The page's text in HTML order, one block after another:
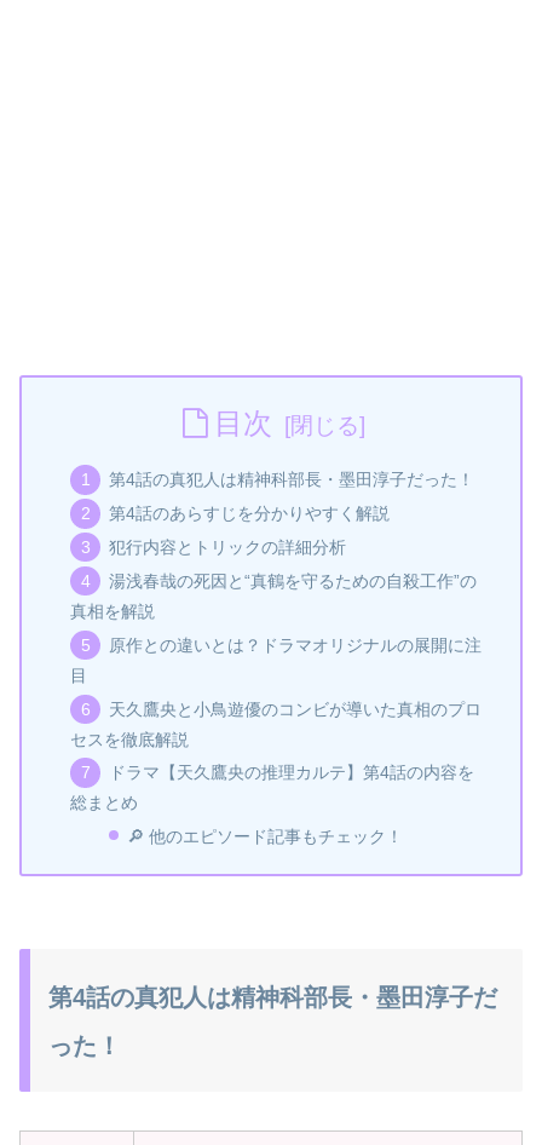
目次
第4話の真犯人は精神科部長・墨田淳子だった！
第4話のあらすじを分かりやすく解説
犯行内容とトリックの詳細分析
湯浅春哉の死因と“真鶴を守るための自殺工作”の
真相を解説
原作との違いとは？ドラマオリジナルの展開に注
目
天久鷹央と小鳥遊優のコンビが導いた真相のプロ
セスを徹底解説
ドラマ【天久鷹央の推理カルテ】第4話の内容を
総まとめ
🔎 他のエピソード記事もチェック！
第4話の真犯人は精神科部長・墨田淳子だ
った！